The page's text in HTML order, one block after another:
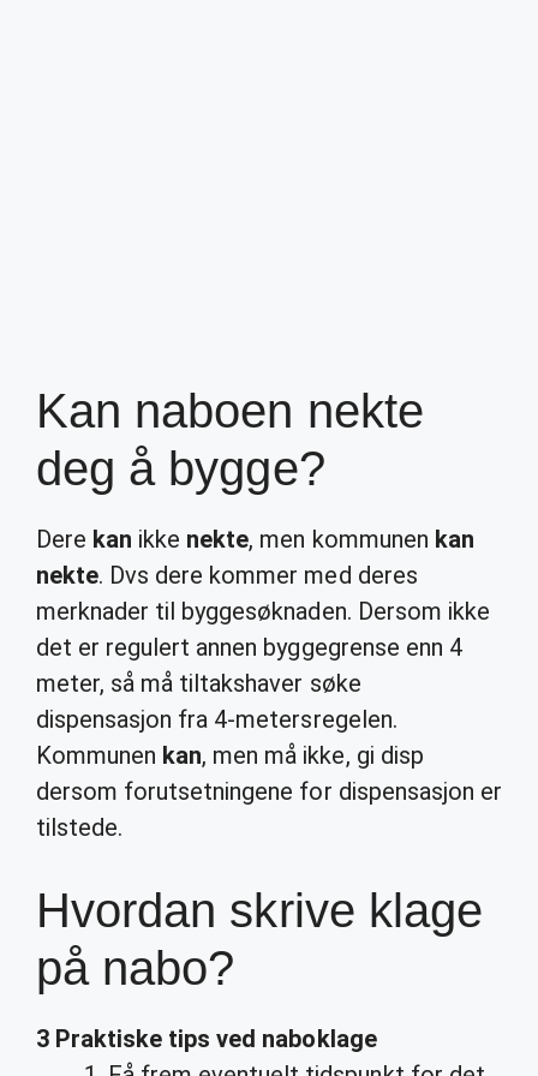
Kan naboen nekte
deg å bygge?
Dere kan ikke nekte, men kommunen kan
nekte. Dvs dere kommer med deres
merknader til byggesøknaden. Dersom ikke
det er regulert annen byggegrense enn 4
meter, så må tiltakshaver søke
dispensasjon fra 4-metersregelen.
Kommunen kan, men må ikke, gi disp
dersom forutsetningene for dispensasjon er
tilstede.
Hvordan skrive klage
på nabo?
3 Praktiske tips ved naboklage